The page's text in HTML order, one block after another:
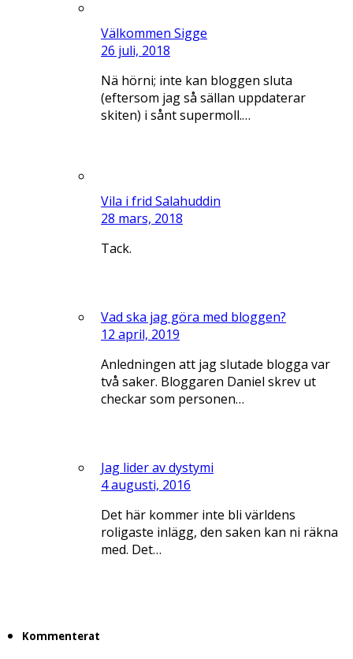
Välkommen Sigge
26 juli, 2018
Nä hörni; inte kan bloggen sluta
(eftersom jag så sällan uppdaterar
skiten) i sånt supermoll.…
Vila i frid Salahuddin
28 mars, 2018
Tack.
Vad ska jag göra med bloggen?
12 april, 2019
Anledningen att jag slutade blogga var
två saker. Bloggaren Daniel skrev ut
checkar som personen…
Jag lider av dystymi
4 augusti, 2016
Det här kommer inte bli världens
roligaste inlägg, den saken kan ni räkna
med. Det…
Kommenterat